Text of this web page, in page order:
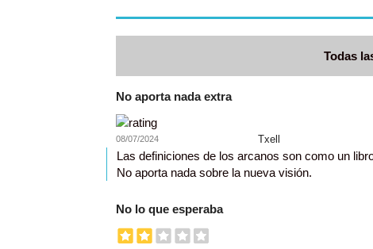
Todas
No aporta nada extra
08/07/2024 Txell
Las definiciones de los arcanos son como un
No aporta nada sobre la nueva visión.
No lo que esperaba